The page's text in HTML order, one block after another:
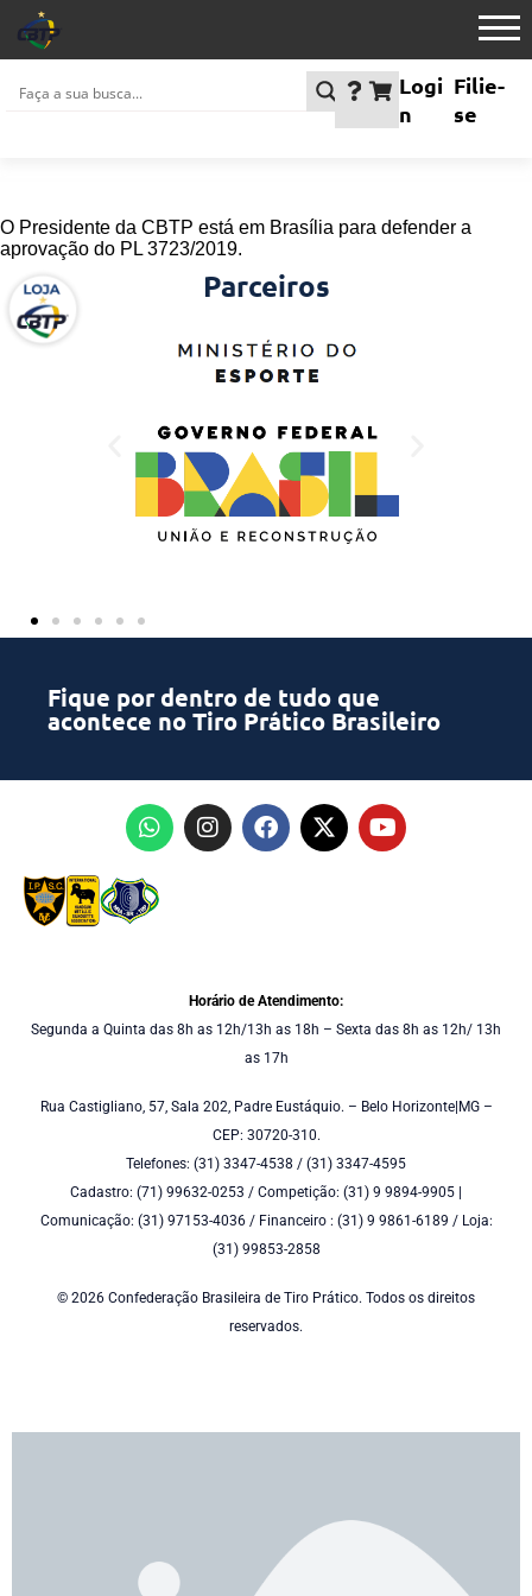
Logi
n
Filie-
se
O Presidente da CBTP está em Brasília para defender a
aprovação do PL 3723/2019.
Parceiros
Fique por dentro de tudo que
acontece no Tiro Prático Brasileiro
Horário de Atendimento:
Segunda a Quinta das 8h as 12h/13h as 18h – Sexta das 8h as 12h/ 13h
as 17h
Rua Castigliano, 57, Sala 202, Padre Eustáquio. – Belo Horizonte|MG –
CEP: 30720-310.
Telefones: (31) 3347-4538 / (31) 3347-4595
Cadastro: (71) 99632-0253 / Competição: (31) 9 9894-9905 |
Comunicação: (31) 97153-4036 / Financeiro : (31) 9 9861-6189 / Loja:
(31) 99853-2858
© 2026 Confederação Brasileira de Tiro Prático. Todos os direitos
reservados.